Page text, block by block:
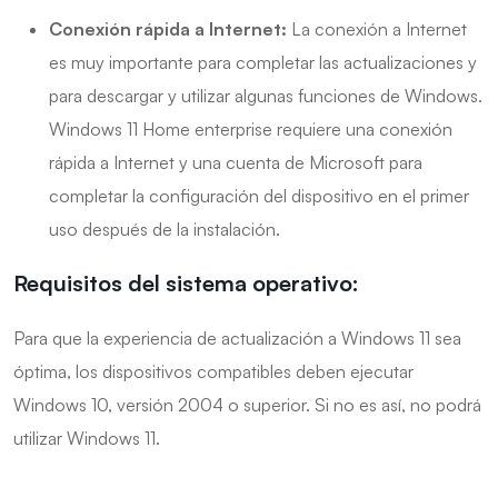
Conexión rápida a Internet: La conexión a Internet
es muy importante para completar las actualizaciones y
para descargar y utilizar algunas funciones de Windows.
Windows 11 Home enterprise requiere una conexión
rápida a Internet y una cuenta de Microsoft para
completar la configuración del dispositivo en el primer
uso después de la instalación.
Requisitos del sistema operativo:
Para que la experiencia de actualización a Windows 11 sea
óptima, los dispositivos compatibles deben ejecutar
Windows 10, versión 2004 o superior. Si no es así, no podrá
utilizar Windows 11.